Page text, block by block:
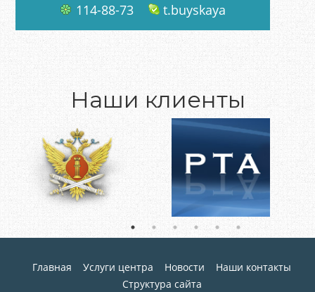
114-88-73
t.buyskaya
Наши клиенты
Главная Услуги центра Новости
Наши контакты
Структура сайта